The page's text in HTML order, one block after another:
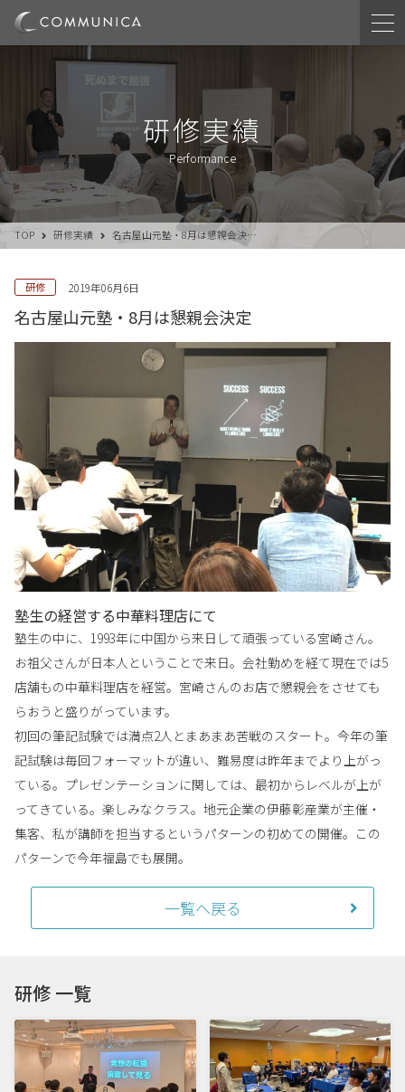
研修実績
Performance
TOP 研修実績 名古屋山元塾・8月は懇親会決…
研修 2019年06月6日
名古屋山元塾・8月は懇親会決定
塾生の経営する中華料理店にて
塾生の中に、1993年に中国から来日して頑張っている宮崎さん。
お祖父さんが日本人ということで来日。会社勤めを経て現在では5
店舗もの中華料理店を経営。宮崎さんのお店で懇親会をさせても
らおうと盛りがっています。
初回の筆記試験では満点2人とまあまあ苦戦のスタート。今年の筆
記試験は毎回フォーマットが違い、難易度は昨年までより上がっ
ている。プレゼンテーションに関しては、最初からレベルが上が
ってきている。楽しみなクラス。地元企業の伊藤彰産業が主催・
集客、私が講師を担当するというパターンの初めての開催。この
パターンで今年福島でも展開。
一覧へ戻る
研修 一覧